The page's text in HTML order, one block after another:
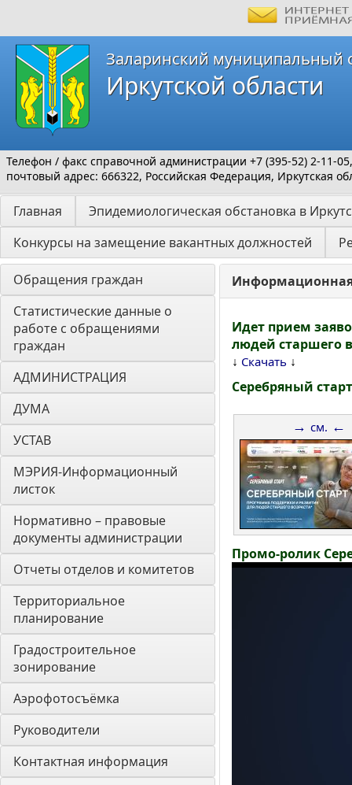
Заларинский муниципальный
Иркутской области
Телефон / факс справочной администрации +7 (395-52) 2-11-05,
почтовый адрес: 666322, Российская Федерация, Иркутская
Главная
Эпидемиологическая обстановка в
Конкурсы на замещение вакантных должностей
Обращения граждан
Статистические данные о
работе с обращениями
граждан
АДМИНИСТРАЦИЯ
ДУМА
УСТАВ
МЭРИЯ-Информационный
листок
Нормативно – правовые
документы администрации
Отчеты отделов и комитетов
Территориальное
планирование
Градостроительное
зонирование
Аэрофотосъёмка
Руководители
Контактная информация
Информационная
Идет прием
людей старшего
↓ Скачать ↓
Серебряный
→ см. ←
Промо-ролик